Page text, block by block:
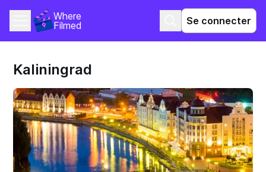
Where
Filmed
Se connecter
Kaliningrad